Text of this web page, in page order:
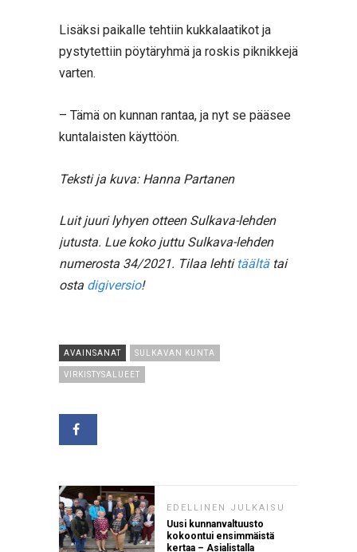
Lisäksi paikalle tehtiin kukkalaatikot ja
pystytettiin pöytäryhmä ja roskis piknikkejä
varten.
– Tämä on kunnan rantaa, ja nyt se pääsee
kuntalaisten käyttöön.
Teksti ja kuva: Hanna Partanen
Luit juuri lyhyen otteen Sulkava-lehden
jutusta. Lue koko juttu Sulkava-lehden
numerosta 34/2021. Tilaa lehti täältätai
osta digiversio!
AVAINSANAT SULKAVAN KUNTA
VIRKISTYSALUEET
EDELLINEN JULKAISU
Uusi kunnanvaltuusto
kokoontui ensimmäistä
kertaa – Asialistalla